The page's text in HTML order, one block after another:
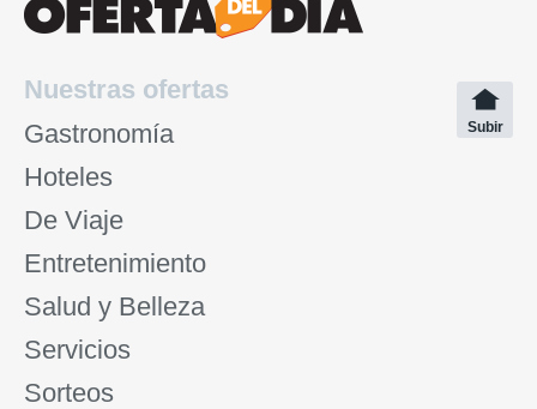
Nuestras ofertas
Gastronomía
Hoteles
De Viaje
Entretenimiento
Salud y Belleza
Servicios
Sorteos
Subir